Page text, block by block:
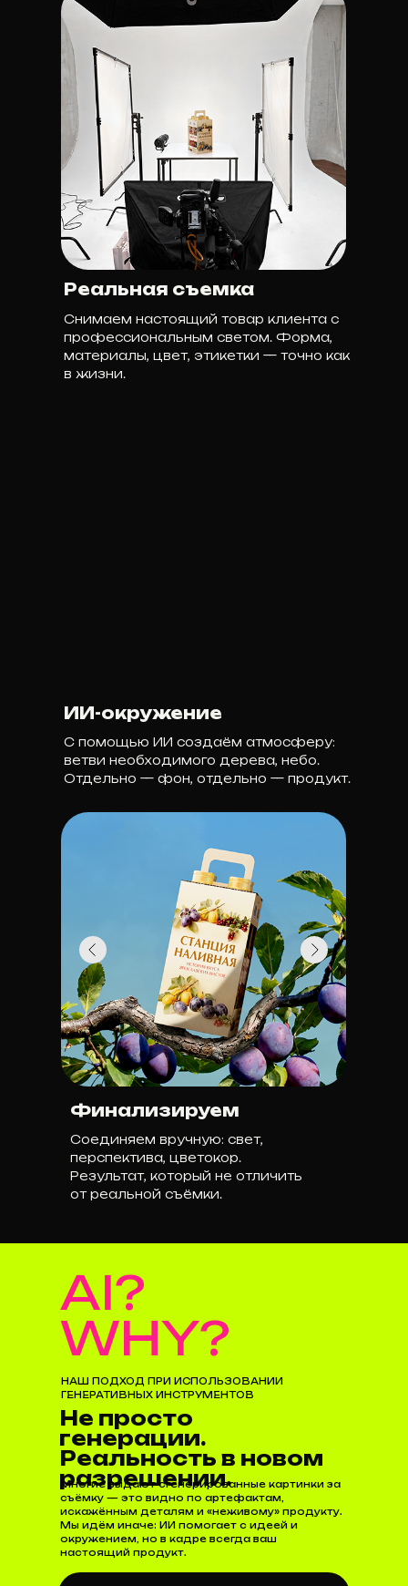
Снимаем настоящий товар клиента с
профессиональным светом. Форма,
материалы, цвет, этикетки — точно как
в жизни.
Реальная съемка
С помощью ИИ создаём атмосферу:
ветви необходимого дерева, небо.
Отдельно — фон, отдельно — продукт.
ИИ-окружение
Соединяем вручную: свет,
перспектива, цветокор.
Результат, который не отличить
от реальной съёмки.
Финализируем
Не просто
генерации.
Реальность в новом
разрешении.
НАШ ПОДХОД ПРИ ИСПОЛЬЗОВАНИИ
ГЕНЕРАТИВНЫХ ИНСТРУМЕНТОВ
Многие выдают сгенерированные картинки за
съёмку — это видно по артефактам,
искажённым деталям и «неживому» продукту.
Мы идём иначе: ИИ помогает с идеей и
окружением, но в кадре всегда ваш
настоящий продукт.
AI?
WHY?